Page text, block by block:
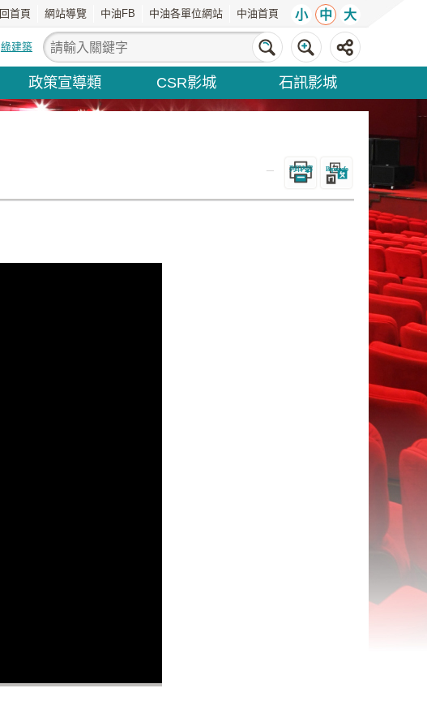
回首頁 網站導覽 中油FB 中油各單位網站 中油首頁 小 中 大
綠建築
政策宣導類 CSR影城 石訊影城
列印內容 Bopomofo